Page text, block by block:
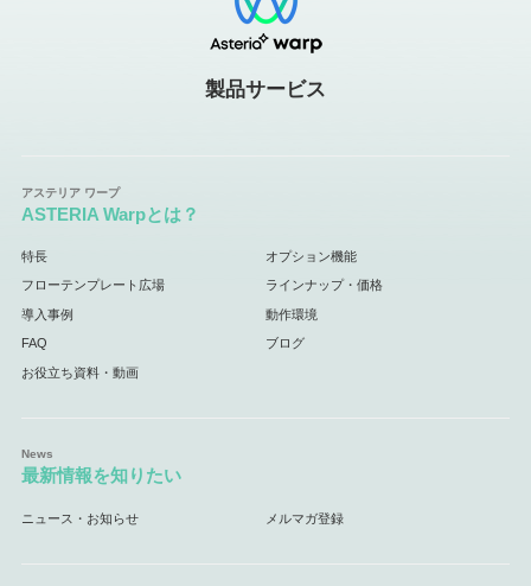
製品サービス
ASTERIA Warpとは？
特長 オプション機能
フローテンプレート広場 ラインナップ・価格
導入事例 動作環境
FAQ ブログ
お役立ち資料・動画
最新情報を知りたい
ニュース・お知らせ メルマガ登録